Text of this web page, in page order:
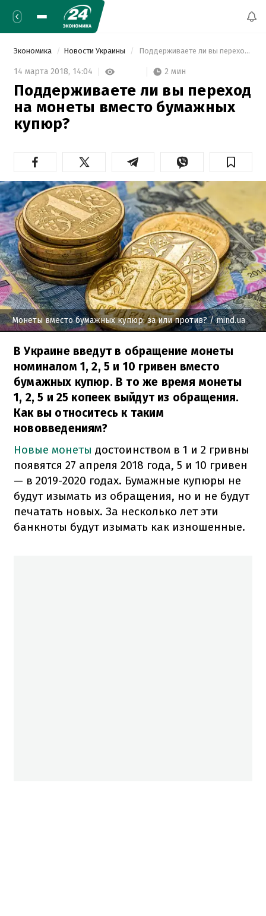
Экономика Новости Украины Поддерживаете ли вы переход на монеты вместо бумажных купюр?
14 марта 2018, 14:04 2 мин
Поддерживаете ли вы переход
на монеты вместо бумажных
купюр?
Монеты вместо бумажных купюр: за или против?/ mind.ua
В Украине введут в обращение монеты
номиналом 1, 2, 5 и 10 гривен вместо
бумажных купюр. В то же время монеты
1, 2, 5 и 25 копеек выйдут из обращения.
Как вы относитесь к таким
нововведениям?
Новые монеты достоинством в 1 и 2 гривны
появятся 27 апреля 2018 года, 5 и 10 гривен
— в 2019-2020 годах. Бумажные купюры не
будут изымать из обращения, но и не будут
печатать новых. За несколько лет эти
банкноты будут изымать как изношенные.